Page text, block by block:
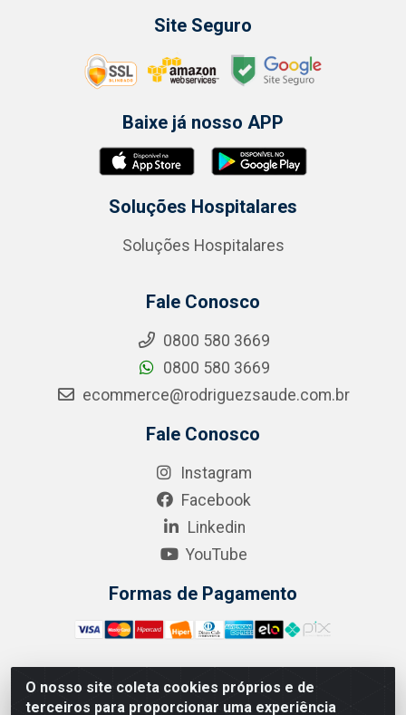
O nosso site coleta cookies próprios e de
terceiros para proporcionar uma experiência
Site Seguro
Baixe já nosso APP
Soluções Hospitalares
Soluções Hospitalares
Fale Conosco
0800 580 3669
0800 580 3669
ecommerce@rodriguezsaude.com.br
Fale Conosco
Instagram
Facebook
Linkedin
YouTube
Formas de Pagamento
A.R. RODRIGUEZ SOLUÇÕES EM SAÚDE - Endereço Av.